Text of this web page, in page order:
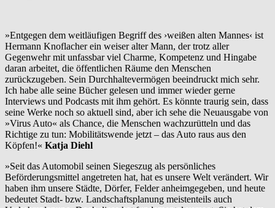
»Entgegen dem weitläufigen Begriff des ›weißen alten Mannes‹ ist
Hermann Knoflacher ein weiser alter Mann, der trotz aller
Gegenwehr mit unfassbar viel Charme, Kompetenz und Hingabe
daran arbeitet, die öffentlichen Räume den Menschen
zurückzugeben. Sein Durchhaltevermögen beeindruckt mich sehr.
Ich habe alle seine Bücher gelesen und immer wieder gerne
Interviews und Podcasts mit ihm gehört. Es könnte traurig sein, dass
seine Werke noch so aktuell sind, aber ich sehe die Neuausgabe von
»Virus Auto« als Chance, die Menschen wachzurütteln und das
Richtige zu tun: Mobilitätswende jetzt – das Auto raus aus den
Köpfen!« Katja Diehl
»Seit das Automobil seinen Siegeszug als persönliches
Beförderungsmittel angetreten hat, hat es unsere Welt verändert. Wir
haben ihm unsere Städte, Dörfer, Felder anheimgegeben, und heute
bedeutet Stadt- bzw. Landschaftsplanung meistenteils auch